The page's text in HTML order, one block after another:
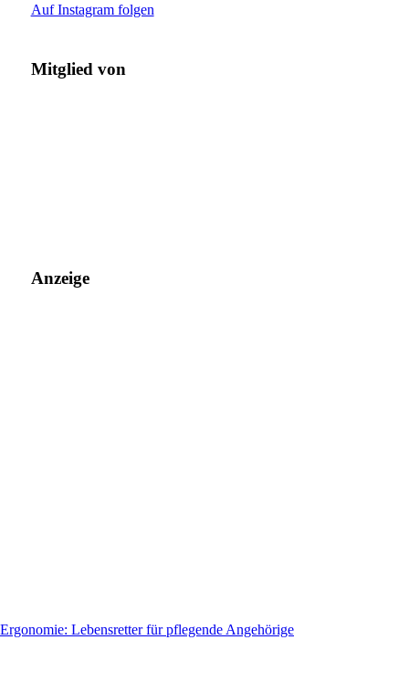
Auf Instagram folgen
Mitglied von
Anzeige
Ergonomie: Lebensretter für pflegende Angehörige